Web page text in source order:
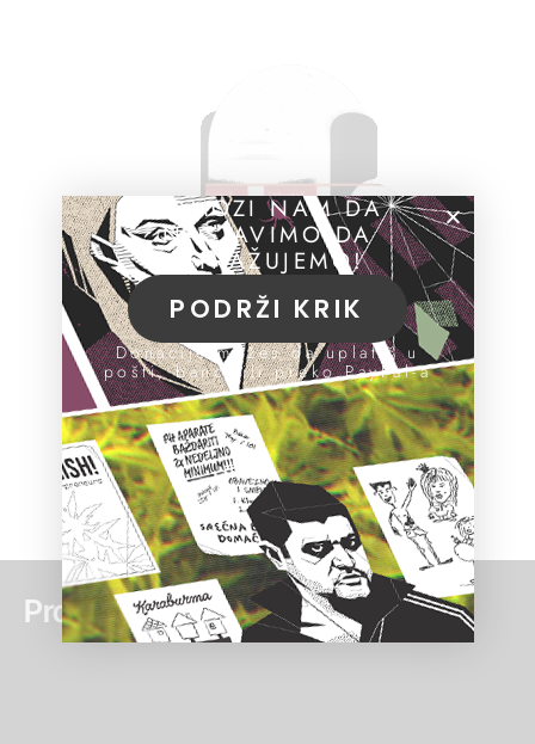
Pročitaj još:
POMOZI NAM DA
NASTAVIMO DA
ISTRAŽUJEMO!
PODRŽI KRIK
Donacije možeš da uplatiš u
pošti, banci ili preko PayPal-a